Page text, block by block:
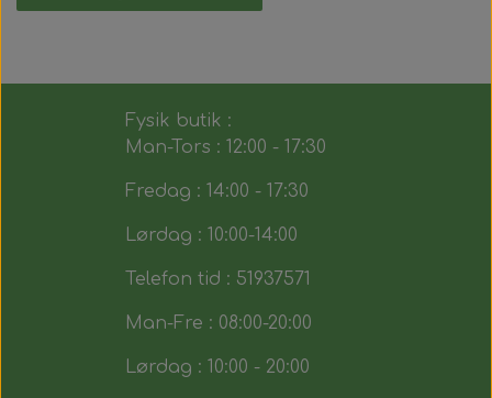
Fysik butik :
Man-Tors : 12:00 - 17:30
Fredag : 14:00 - 17:30
Lørdag : 10:00-14:00
Telefon tid : 51937571
Man-Fre : 08:00-20:00
Lørdag : 10:00 - 20:00